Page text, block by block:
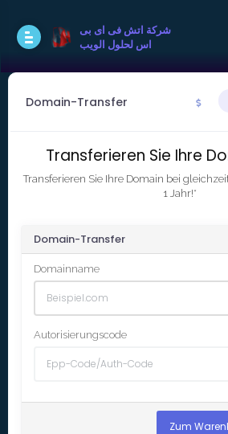
شركة اتش فى اى بى
اس لحلول الويب
Domain-Transfer
Transferieren Sie Ihre
Transferieren Sie Ihre Domain bei
1 Jahr!*
Domain-Transfer
Domainname
Autorisierungscode
Zum